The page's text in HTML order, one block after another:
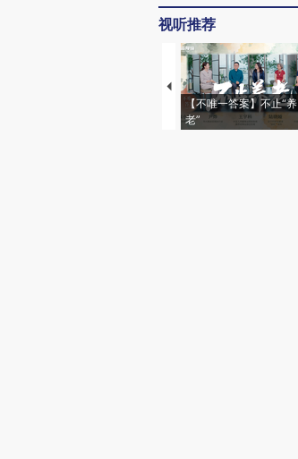
视听推荐
【不唯一答案】不止“养
老”